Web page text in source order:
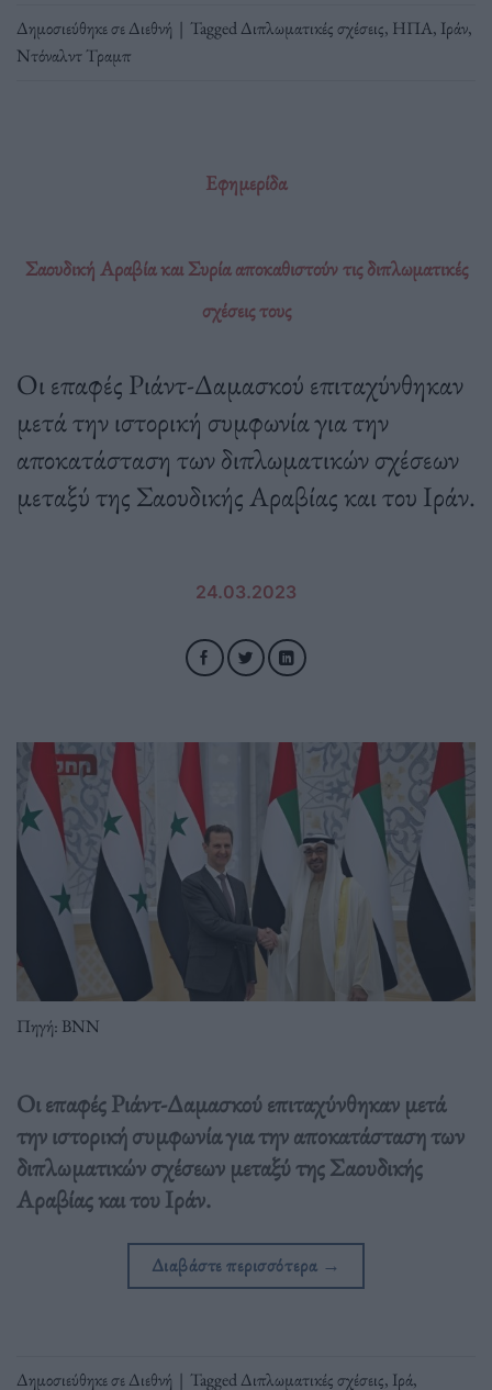
Δημοσιεύθηκε σεΔιεθνή | TaggedΔιπλωματικές σχέσεις, ΗΠΑ, Ιράν,
Ντόναλντ Τραμπ
Εφημερίδα
Σαουδική Αραβία και Συρία αποκαθιστούν τις διπλωματικές
σχέσεις τους
Οι επαφές Ριάντ-Δαμασκού επιταχύνθηκαν
μετά την ιστορική συμφωνία για την
αποκατάσταση των διπλωματικών σχέσεων
μεταξύ της Σαουδικής Αραβίας και του Ιράν.
24.03.2023
Πηγή: BNN
Οι επαφές Ριάντ-Δαμασκού επιταχύνθηκαν μετά
την ιστορική συμφωνία για την αποκατάσταση των
διπλωματικών σχέσεων μεταξύ της Σαουδικής
Αραβίας και του Ιράν.
Διαβάστε περισσότερα →
Δημοσιεύθηκε σεΔιεθνή | TaggedΔιπλωματικές σχέσεις, Ιρά,